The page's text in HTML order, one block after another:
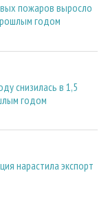
пожаров выросло
годом
снизилась в 1,5
годом
нарастила экспорт